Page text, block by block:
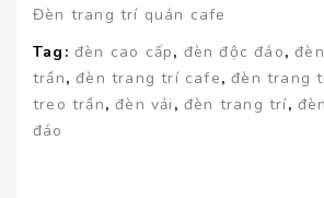
Đèn trang trí quán cafe
Tag: đèn cao cấp, đèn độc đáo,
trần,đèn trang trí cafe,đèn trang
treo trần,đèn vải ,đèn trang trí,
đáo